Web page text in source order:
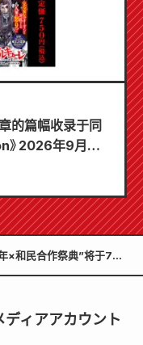
的篇幅收录于同
》2026年9月刊
×和民合作祭典”将于7月
举办！
ィアアカウント